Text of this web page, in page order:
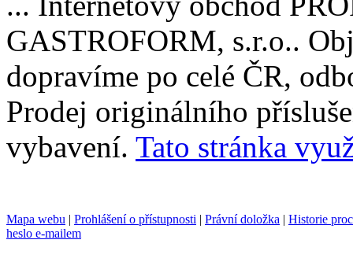
GASTROFORM, s.r.o..
dopravíme po celé ČR,
Prodej originálního
vybavení. Tato stránka
Mapa webu | Prohlášení o přístupnosti | Právní doložka | Historie
heslo e-mailem